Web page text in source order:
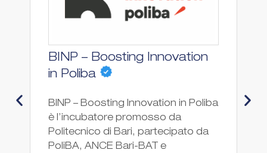
BINP – Boosting Innovation
in Poliba
BINP – Boosting Innovation in Poliba
è l’incubatore promosso da
Politecnico di Bari, partecipato da
PoliBA, ANCE Bari-BAT e